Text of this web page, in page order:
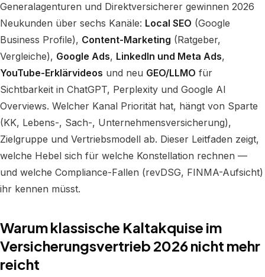
Generalagenturen und Direktversicherer gewinnen 2026
Neukunden über sechs Kanäle: Local SEO (Google
Business Profile), Content-Marketing (Ratgeber,
Vergleiche), Google Ads, LinkedIn und Meta Ads,
YouTube-Erklärvideos und neu GEO/LLMO für
Sichtbarkeit in ChatGPT, Perplexity und Google AI
Overviews. Welcher Kanal Priorität hat, hängt von Sparte
(KK, Lebens-, Sach-, Unternehmensversicherung),
Zielgruppe und Vertriebsmodell ab. Dieser Leitfaden zeigt,
welche Hebel sich für welche Konstellation rechnen —
und welche Compliance-Fallen (revDSG, FINMA-Aufsicht)
ihr kennen müsst.
Warum klassische Kaltakquise im
Versicherungsvertrieb 2026 nicht mehr
reicht